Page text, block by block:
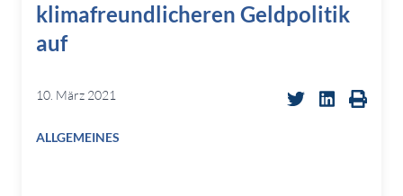
klimafreundlicheren Geldpolitik
auf
10. März 2021
ALLGEMEINES